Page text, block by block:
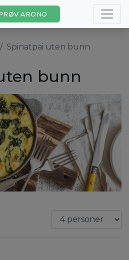
ARONO
Spinatpai uten bunn
bunn